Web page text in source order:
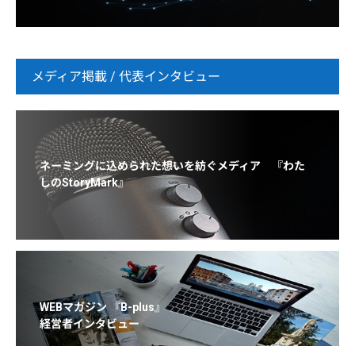
メディア掲載 / 代表インタビュー
ネーミングに込められた想いを紡ぐメディア 『わた
しのStoryMark』
WEBマガジン 『B-plus』
経営者インタビュー